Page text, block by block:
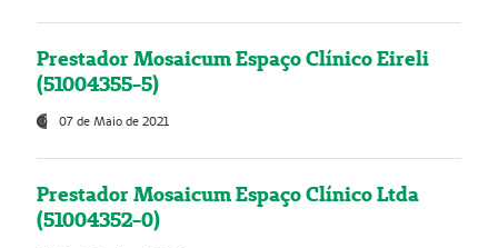
Prestador Mosaicum Espaço Clínico Eireli
(51004355-5)
07 de Maio de 2021
Prestador Mosaicum Espaço Clínico Ltda
(51004352-0)